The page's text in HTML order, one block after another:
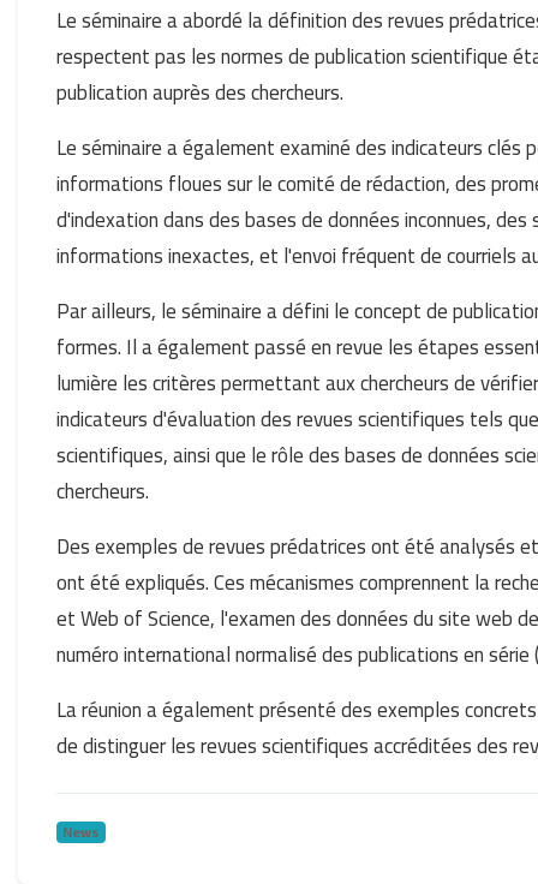
Le séminaire a abordé la définition des revues
respectent pas les normes de publication scientifique
publication auprès des chercheurs.
Le séminaire a également examiné des indicateurs
informations floues sur le comité de rédaction, des
d'indexation dans des bases de données inconnues,
informations inexactes, et l'envoi fréquent de courriels
Par ailleurs, le séminaire a défini le concept de
formes. Il a également passé en revue les étapes
lumière les critères permettant aux chercheurs de
indicateurs d'évaluation des revues scientifiques tels
scientifiques, ainsi que le rôle des bases de données
chercheurs.
Des exemples de revues prédatrices ont été analysés
ont été expliqués. Ces mécanismes comprennent la
et Web of Science, l'examen des données du site web
numéro international normalisé des publications en série
La réunion a également présenté des exemples
de distinguer les revues scientifiques accréditées des
News